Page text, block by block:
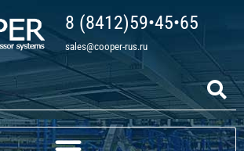
8 (8412)59•45•65
sales@cooper-rus.ru